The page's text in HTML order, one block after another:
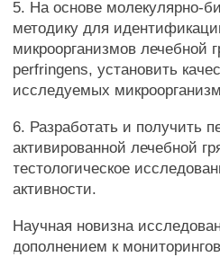
5. На основе молекулярно-
методику для
микроорганизмов лечебной
perfringens, установить
исследуемых
6. Разработать и получить
активированной лечебной
тестологическое
активности.
Научная новизна
дополнением к